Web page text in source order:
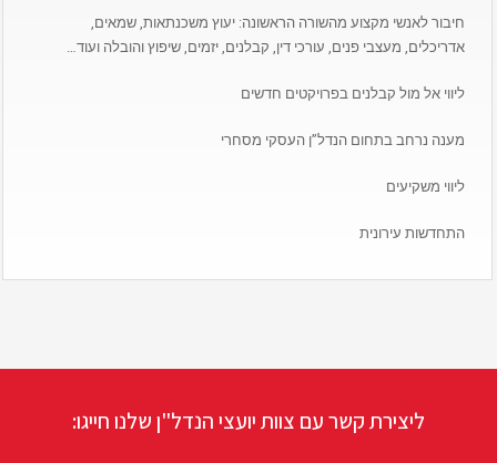
חיבור לאנשי מקצוע מהשורה הראשונה: יעוץ משכנתאות, שמאים,
אדריכלים, מעצבי פנים, עורכי דין, קבלנים, יזמים, שיפוץ והובלה ועוד…
ליווי אל מול קבלנים בפרויקטים חדשים
מענה נרחב בתחום הנדל”ן העסקי מסחרי
ליווי משקיעים
התחדשות עירונית
ליצירת קשר עם צוות יועצי הנדל"ן שלנו חייגו: